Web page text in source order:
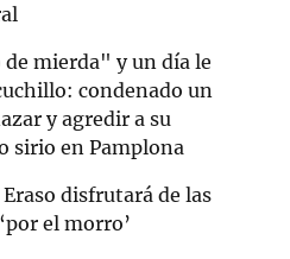
mierda" y un día le
condenado un
y agredir a su
sirio en Pamplona
disfrutará de las
el morro’